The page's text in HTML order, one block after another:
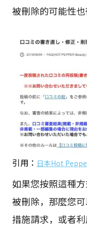
被刪除的可能性也
引用： 日本Hot
如果您按照這種
被刪除，那麼您
措施請求，或者